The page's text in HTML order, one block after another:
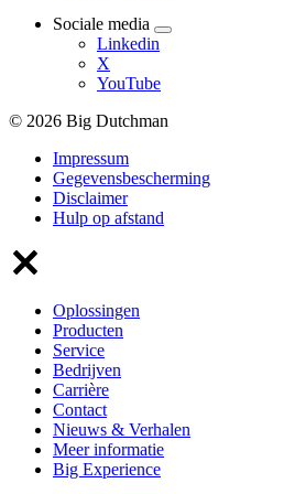
Sociale media
Linkedin
X
YouTube
© 2026 Big Dutchman
Impressum
Gegevensbescherming
Disclaimer
Hulp op afstand
Oplossingen
Producten
Service
Bedrijven
Carrière
Contact
Nieuws & Verhalen
Meer informatie
Big Experience